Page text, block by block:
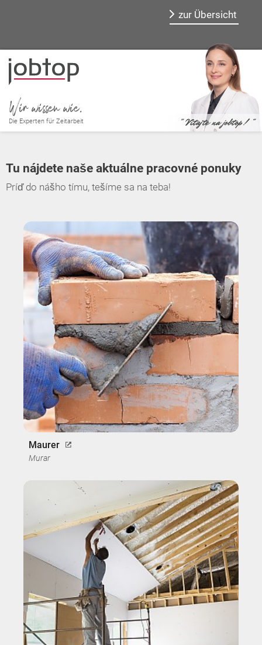
zur Übersicht
" Vitajte na jobtop! "
Wir wissen wie.
Die Experten für Zeitarbeit
Tu nájdete naše aktuálne pracovné ponuky
Príď do nášho tímu, tešíme sa na teba!
Maurer
Murar